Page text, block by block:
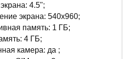
4.5";
экрана: 540x960;
память: 1 ГБ;
4 ГБ;
камера: да ;